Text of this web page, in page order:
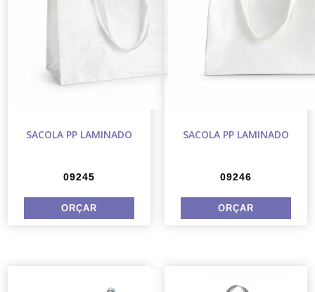
SACOLA PP LAMINADO
09245
SACOLA PP LAMINADO
09246